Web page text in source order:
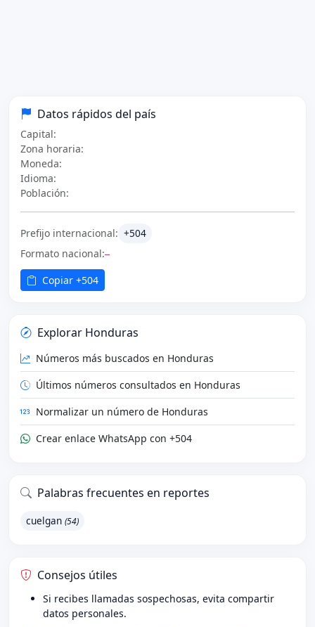
Datos rápidos del país
Capital:
Zona horaria:
Moneda:
Idioma:
Población:
Prefijo internacional: +504
Formato nacional:—
Copiar +504
Explorar Honduras
Números más buscados en Honduras
Últimos números consultados en Honduras
Normalizar un número de Honduras
Crear enlace WhatsApp con +504
Palabras frecuentes en reportes
cuelgan (54)
Consejos útiles
Si recibes llamadas sospechosas, evita compartir
datos personales.